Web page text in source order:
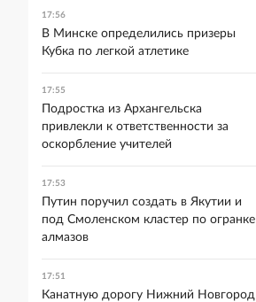
17:56
В Минске определились призеры
Кубка по легкой атлетике
17:55
Подростка из Архангельска
привлекли к ответственности за
оскорбление учителей
17:53
Путин поручил создать в Якутии и
под Смоленском кластер по огранке
алмазов
17:51
Канатную дорогу Нижний Новгород